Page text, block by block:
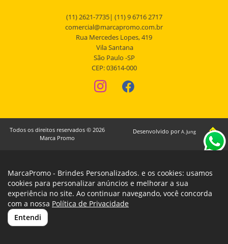
(11) 2621-7735| (11) 9 6716 2717
comercial@marcapromo.com.br
Rua Mercedes Lopes, 419
Vila Santana
São Paulo -SP
CEP: 03614-000
Todos os direitos reservados © 2026
Marca Promo
Desenvolvido porA. Jung
MarcaPromo - Brindes Personalizados. e os cookies: usamos
cookies para personalizar anúncios e melhorar a sua
experiência no site. Ao continuar navegando, você concorda
com a nossa Política de Privacidade
Entendi